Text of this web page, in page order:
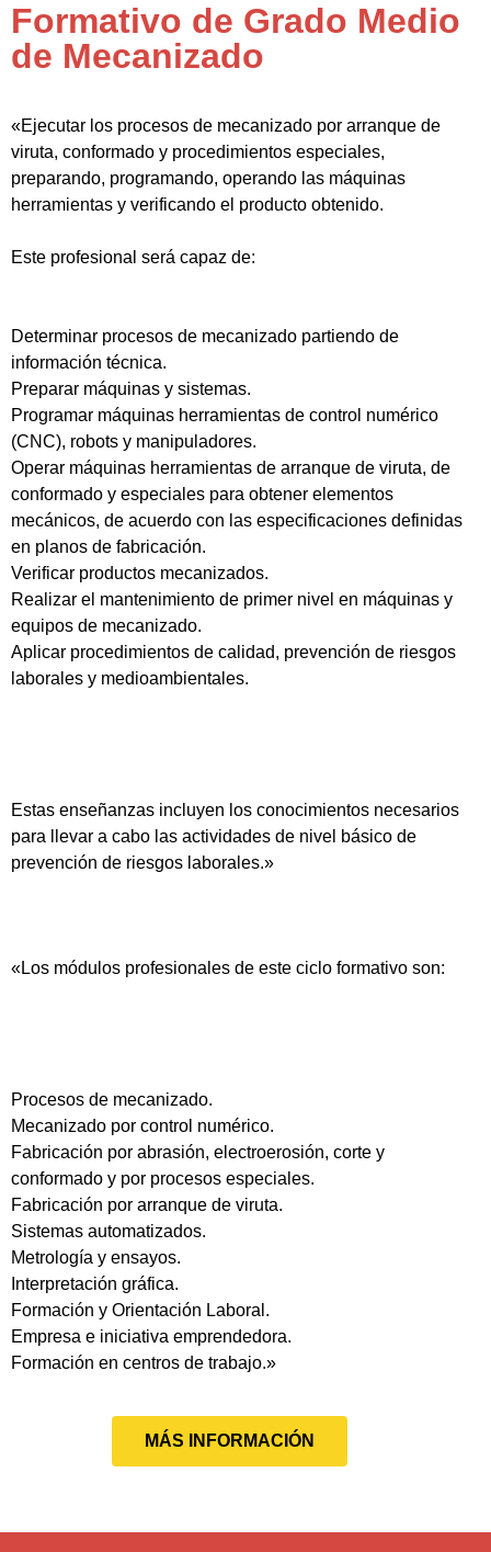
Formativo de Grado Medio
de Mecanizado
«Ejecutar los procesos de mecanizado por arranque de
viruta, conformado y procedimientos especiales,
preparando, programando, operando las máquinas
herramientas y verificando el producto obtenido.
Este profesional será capaz de:
Determinar procesos de mecanizado partiendo de
información técnica.
Preparar máquinas y sistemas.
Programar máquinas herramientas de control numérico
(CNC), robots y manipuladores.
Operar máquinas herramientas de arranque de viruta, de
conformado y especiales para obtener elementos
mecánicos, de acuerdo con las especificaciones definidas
en planos de fabricación.
Verificar productos mecanizados.
Realizar el mantenimiento de primer nivel en máquinas y
equipos de mecanizado.
Aplicar procedimientos de calidad, prevención de riesgos
laborales y medioambientales.
Estas enseñanzas incluyen los conocimientos necesarios
para llevar a cabo las actividades de nivel básico de
prevención de riesgos laborales.»
«Los módulos profesionales de este ciclo formativo son:
Procesos de mecanizado.
Mecanizado por control numérico.
Fabricación por abrasión, electroerosión, corte y
conformado y por procesos especiales.
Fabricación por arranque de viruta.
Sistemas automatizados.
Metrología y ensayos.
Interpretación gráfica.
Formación y Orientación Laboral.
Empresa e iniciativa emprendedora.
Formación en centros de trabajo.»
MÁS INFORMACIÓN